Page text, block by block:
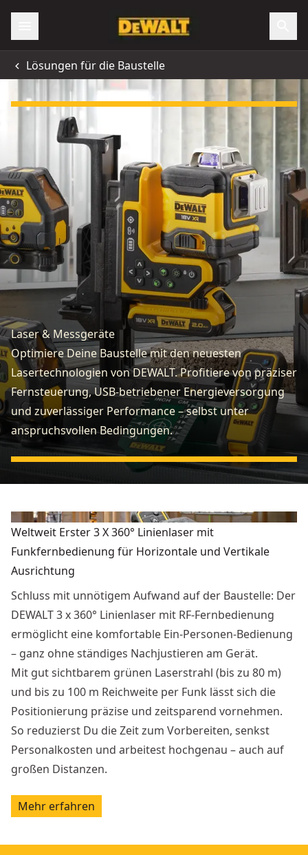
Lösungen für die Baustelle
Laser & Messgeräte
Optimiere Deine Baustelle mit den neuesten
Lasertechnologien von DEWALT. Profitiere von präziser
Fernsteuerung, USB-betriebener Energieversorgung
und zuverlässiger Performance – selbst unter
anspruchsvollen Bedingungen.
Weltweit Erster 3 X 360° Linienlaser mit
Funkfernbedienung für Horizontale und Vertikale
Ausrichtung
Schluss mit unnötigem Aufwand auf der Baustelle: Der
DEWALT 3 x 360° Linienlaser mit RF-Fernbedienung
ermöglicht eine komfortable Ein-Personen-Bedienung
– ganz ohne ständiges Nachjustieren am Gerät.
Mit gut sichtbarem grünen Laserstrahl (bis zu 80 m)
und bis zu 100 m Reichweite per Funk lässt sich die
Positionierung präzise und zeitsparend vornehmen.
So reduzierst Du die Zeit zum Vorbereiten, senkst
Personalkosten und arbeitest hochgenau – auch auf
großen Distanzen.
Mehr erfahren